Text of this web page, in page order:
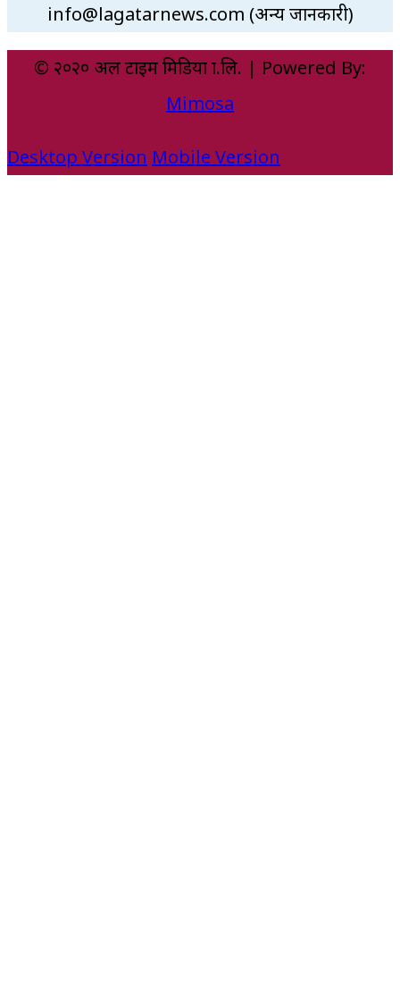
info@lagatarnews.com (अन्य जानकारी)
© २०२० अल टाइम मिडिया प्रा.लि. | Powered By:
Mimosa
Desktop Version Mobile Version